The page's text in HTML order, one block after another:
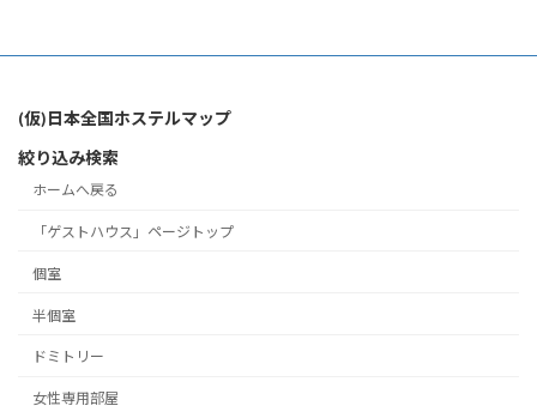
(仮)日本全国ホステルマップ
絞り込み検索
ホームへ戻る
「ゲストハウス」ページトップ
個室
半個室
ドミトリー
女性専用部屋